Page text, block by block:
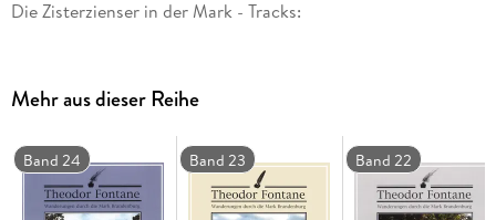
Die Zisterzienser in der Mark - Tracks:
Kloster Chorin - Tracks:
4 Die Ziegeninsel
5 Kloster Chorin von 1272 bis 1542
6 Kloster Chorin, wie es ist
Mehr aus dieser Reihe
Band 24 Band 23 Band 22